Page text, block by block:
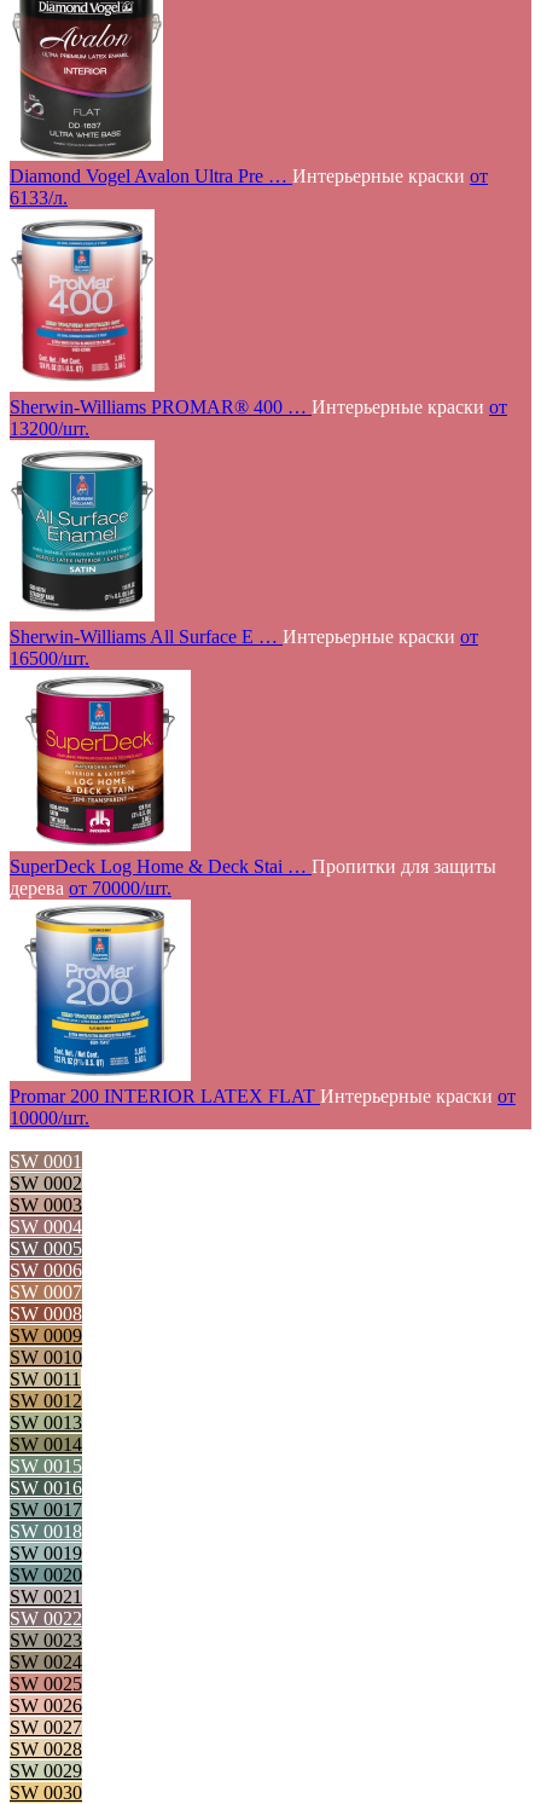
Diamond Vogel Avalon Ultra Pre … Интерьерные краски от
6133/л.
Sherwin-Williams PROMAR® 400 … Интерьерные краски от
13200/шт.
Sherwin-Williams All Surface E … Интерьерные краски от
16500/шт.
SuperDeck Log Home & Deck Stai … Пропитки для защиты
дерева от 70000/шт.
Promar 200 INTERIOR LATEX FLAT Интерьерные краски от
10000/шт.
SW 0001
SW 0002
SW 0003
SW 0004
SW 0005
SW 0006
SW 0007
SW 0008
SW 0009
SW 0010
SW 0011
SW 0012
SW 0013
SW 0014
SW 0015
SW 0016
SW 0017
SW 0018
SW 0019
SW 0020
SW 0021
SW 0022
SW 0023
SW 0024
SW 0025
SW 0026
SW 0027
SW 0028
SW 0029
SW 0030